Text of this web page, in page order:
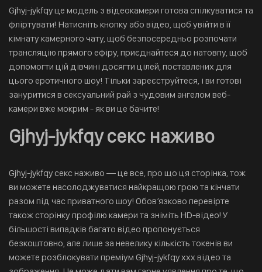
Gjhyj-jykfqy це модель з відеокамери готова спілкуватися та
фліртувати! Натисніть кнопку або відео, щоб увійти в її
кімнату камерного чату, щоб безпосередньо розпочати
трансляцію прямого ефіру, приєднайтеся до натовпу, щоб
допомогти цій дівчині досягти цілей, поставлених для
цього еротичного шоу! Тільки зареєструйтеся, і ви готові
зануритися в сексуальний рай з чудовим ангелом веб-
камери вже мокрим - як ви це бачите!
Gjhyj-jykfqy секс наживо
Gjhyj-jykfqy секс наживо — це все, про що ця сторінка, тож
ви можете насолоджуватися найкращою грою та кінчати
разом під час приватного шоу! Обов’язково перевірте
також сторінку профілю камери та зніміть HD-відео! У
більшості випадків багато відео пропонується
безкоштовно, але лише за невелику кількість токенів ви
можете розблокувати преміум Gjhyj-jykfqy xxx відео та